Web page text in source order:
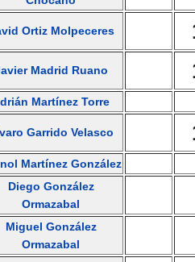
Ortiz Molpeceres
Madrid Ruano
Martínez Torre
Garrido Velasco
Martínez González
Diego González
Ormazabal
Miguel González
Ormazabal